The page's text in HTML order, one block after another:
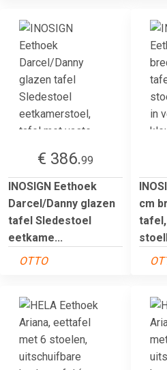
€ 386.99
INOSIGN Eethoek
Darcel/Danny glazen
tafel Sledestoel
eetkame...
OTTO
cm
tafel,